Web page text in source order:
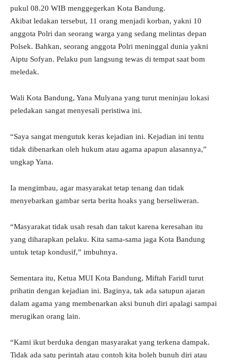
pukul 08.20 WIB menggegerkan Kota Bandung.
Akibat ledakan tersebut, 11 orang menjadi korban, yakni 10
anggota Polri dan seorang warga yang sedang melintas depan
Polsek. Bahkan, seorang anggota Polri meninggal dunia yakni
Aiptu Sofyan. Pelaku pun langsung tewas di tempat saat bom
meledak.
Wali Kota Bandung, Yana Mulyana yang turut meninjau lokasi
peledakan sangat menyesali peristiwa ini.
“Saya sangat mengutuk keras kejadian ini. Kejadian ini tentu
tidak dibenarkan oleh hukum atau agama apapun alasannya,”
ungkap Yana.
Ia mengimbau, agar masyarakat tetap tenang dan tidak
menyebarkan gambar serta berita hoaks yang berseliweran.
“Masyarakat tidak usah resah dan takut karena keresahan itu
yang diharapkan pelaku. Kita sama-sama jaga Kota Bandung
untuk tetap kondusif,” imbuhnya.
Sementara itu, Ketua MUI Kota Bandung, Miftah Faridl turut
prihatin dengan kejadian ini. Baginya, tak ada satupun ajaran
dalam agama yang membenarkan aksi bunuh diri apalagi sampai
merugikan orang lain.
“Kami ikut berduka dengan masyarakat yang terkena dampak.
Tidak ada satu perintah atau contoh kita boleh bunuh diri atau